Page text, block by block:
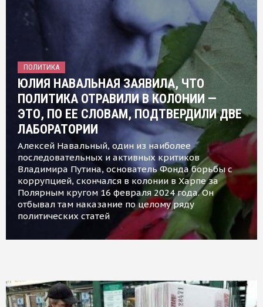
ПОЛИТИКА
ЮЛИЯ НАВАЛЬНАЯ ЗАЯВИЛА, ЧТО
ПОЛИТИКА ОТРАВИЛИ В КОЛОНИИ —
ЭТО, ПО ЕЕ СЛОВАМ, ПОДТВЕРДИЛИ ДВЕ
ЛАБОРАТОРИИ
Алексей Навальный, один из наиболее
последовательных и активных критиков
Владимира Путина, основатель Фонда борьбы с
коррупцией, скончался в колонии в Харпе за
Полярным кругом 16 февраля 2024 года. Он
отбывал там наказание по целому ряду
политических статей